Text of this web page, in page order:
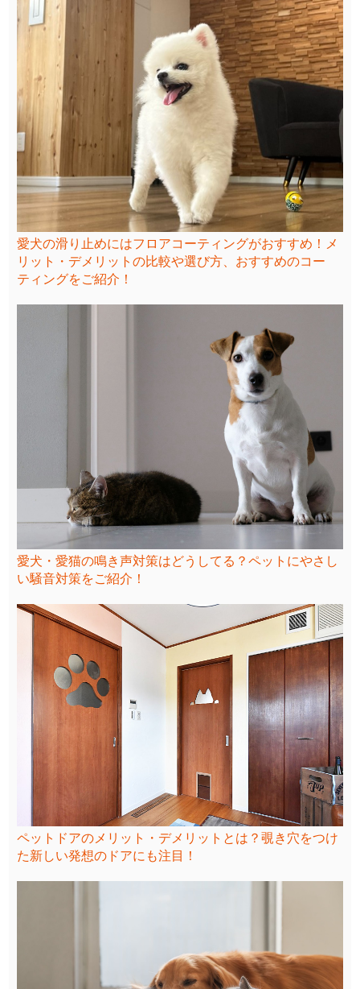
愛犬の滑り止めにはフロアコーティングがおすすめ！メ
リット・デメリットの比較や選び方、おすすめのコー
ティングをご紹介！
愛犬・愛猫の鳴き声対策はどうしてる？ペットにやさし
い騒音対策をご紹介！
ペットドアのメリット・デメリットとは？覗き穴をつけ
た新しい発想のドアにも注目！